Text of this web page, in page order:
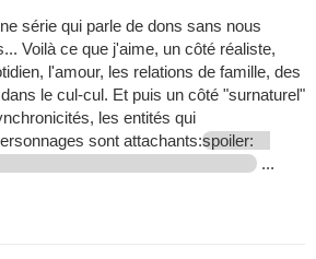
série qui parle de dons sans nous
Voilà ce que j'aime, un côté réaliste,
l'amour, les relations de famille, des
le cul-cul. Et puis un côté "surnaturel"
les entités qui
sont attachants:spoiler:
...